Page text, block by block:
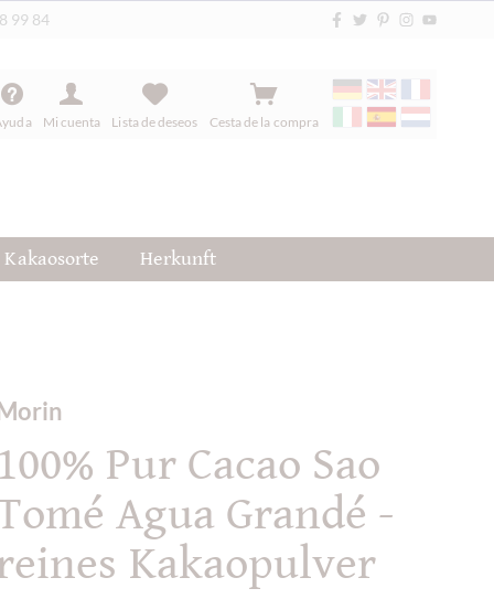
99 84
Mi cuenta Lista de deseos Cesta de la compra
Kakaosorte Herkunft
100% Pur Cacao Sao
Agua Grandé -
Kakaopulver